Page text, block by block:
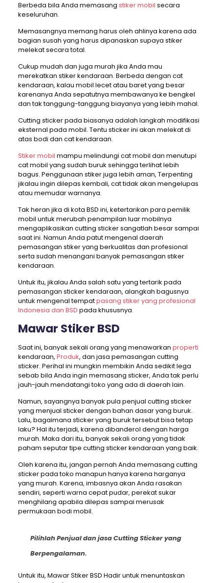
Berbeda bila Anda memasang stiker mobil secara
keseluruhan.
Memasangnya memang harus oleh ahlinya karena ada
bagian susah yang harus dipanaskan supaya stiker
melekat secara total.
Cukup mudah dan juga murah jika Anda mau
merekatkan stiker kendaraan. Berbeda dengan cat
kendaraan, kalau mobil lecet atau baret yang besar
karenanya Anda sepatutnya membawanya ke bengkel
dan tak tanggung-tanggung biayanya yang lebih mahal.
Cutting sticker pada biasanya adalah langkah modifikasi
eksternal pada mobil. Tentu sticker ini akan melekat di
atas bodi dan cat kendaraan.
Stiker mobil mampu melindungi cat mobil dan menutupi
cat mobil yang sudah buruk sehingga terlihat lebih
bagus. Penggunaan stiker juga lebih aman, Terpenting
jikalau ingin dilepas kembali, cat tidak akan mengelupas
atau memudar warnanya.
Tak heran jika di kota BSD ini, ketertarikan para pemilik
mobil untuk merubah penampilan luar mobilnya
mengaplikasikan cutting sticker sangatlah besar sampai
saat ini. Namun Anda patut mengenal daerah
pemasangan stiker yang berkualitas dan profesional
serta sudah menangani banyak pemasangan stiker
kendaraan.
Untuk itu, jikalau Anda salah satu yang tertarik pada
pemasangan sticker kendaraan, alangkah bagusnya
untuk mengenal tempatpasang stiker yang profesional
Indonesia dan BSD pada khususnya.
Mawar Stiker BSD
Saat ini, banyak sekali orang yang menawarkan properti
kendaraan, Produk, dan jasa pemasangan cutting
sticker. Perihal ini mungkin membikin Anda sedikit lega
sebab bila Anda ingin memasang sticker, Anda tak perlu
jauh-jauh mendatangi toko yang ada di daerah lain.
Namun, sayangnya banyak pula penjual cutting sticker
yang menjual sticker dengan bahan dasar yang buruk.
Lalu, bagaimana sticker yang buruk tersebut bisa tetap
laku? Hal itu terjadi, karena dibanderol dengan harga
murah. Maka dari itu, banyak sekali orang yang tidak
paham seputar tipe cutting sticker kendaraan yang baik.
Oleh karena itu, jangan pernah Anda memasang cutting
sticker pada toko manapun hanya karena harganya
yang murah. Karena, imbasnya akan Anda rasakan
sendiri, seperti warna cepat pudar, perekat sukar
menghilang apabila dilepas sampai merusak
permukaan bodi mobil.
Pilihlah Penjual dan jasa Cutting Sticker yang
Berpengalaman.
Untuk itu, Mawar Stiker BSD Hadir untuk menuntaskan